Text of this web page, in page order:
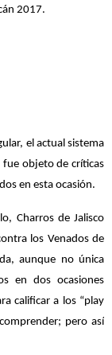
2017.
el actual sistema
fue objeto de críticas
en esta ocasión.
Charros de Jalisco
los Venados de
aunque no única
en dos ocasiones
calificar a los “play
pero así